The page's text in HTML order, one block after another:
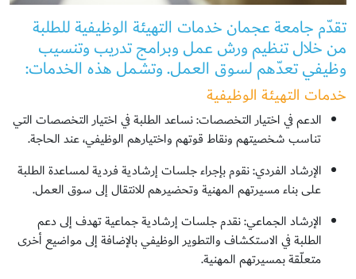
تقدّم جامعة عجمان خدمات التهيئة الوظيفية للطلبة
من خلال تنظيم ورش عمل وبرامج تدريب وتنسيب
وظيفي تعدّهم لسوق العمل. وتشمل هذه الخدمات:
خدمات التهيئة الوظيفية
الدعم في اختيار التخصصات: نساعد الطلبة في اختيار التخصصات التي
تناسب شخصيتهم ونقاط قوتهم واختيارهم الوظيفي، عند الحاجة.
الإرشاد الفردي: نقوم بإجراء جلسات إرشادية فردية لمساعدة الطلبة
على بناء مسيرتهم المهنية وتحضيرهم للانتقال إلى سوق العمل.
الإرشاد الجماعي: نقدم جلسات إرشادية جماعية تهدف إلى دعم
الطلبة في الاستكشاف والتطوير الوظيفي بالإضافة إلى مواضيع أخرى
متعلّقة بمسيرتهم المهنية.